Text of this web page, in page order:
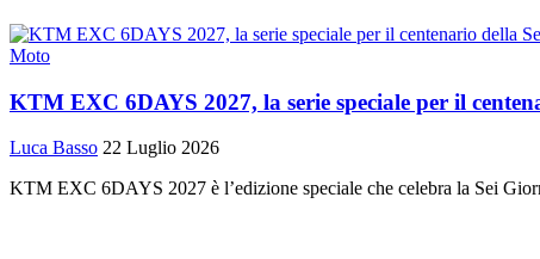
Moto
KTM EXC 6DAYS 2027, la serie speciale per il
Luca Basso 22 Luglio 2026
KTM EXC 6DAYS 2027 è l’edizione speciale che celebra la Sei